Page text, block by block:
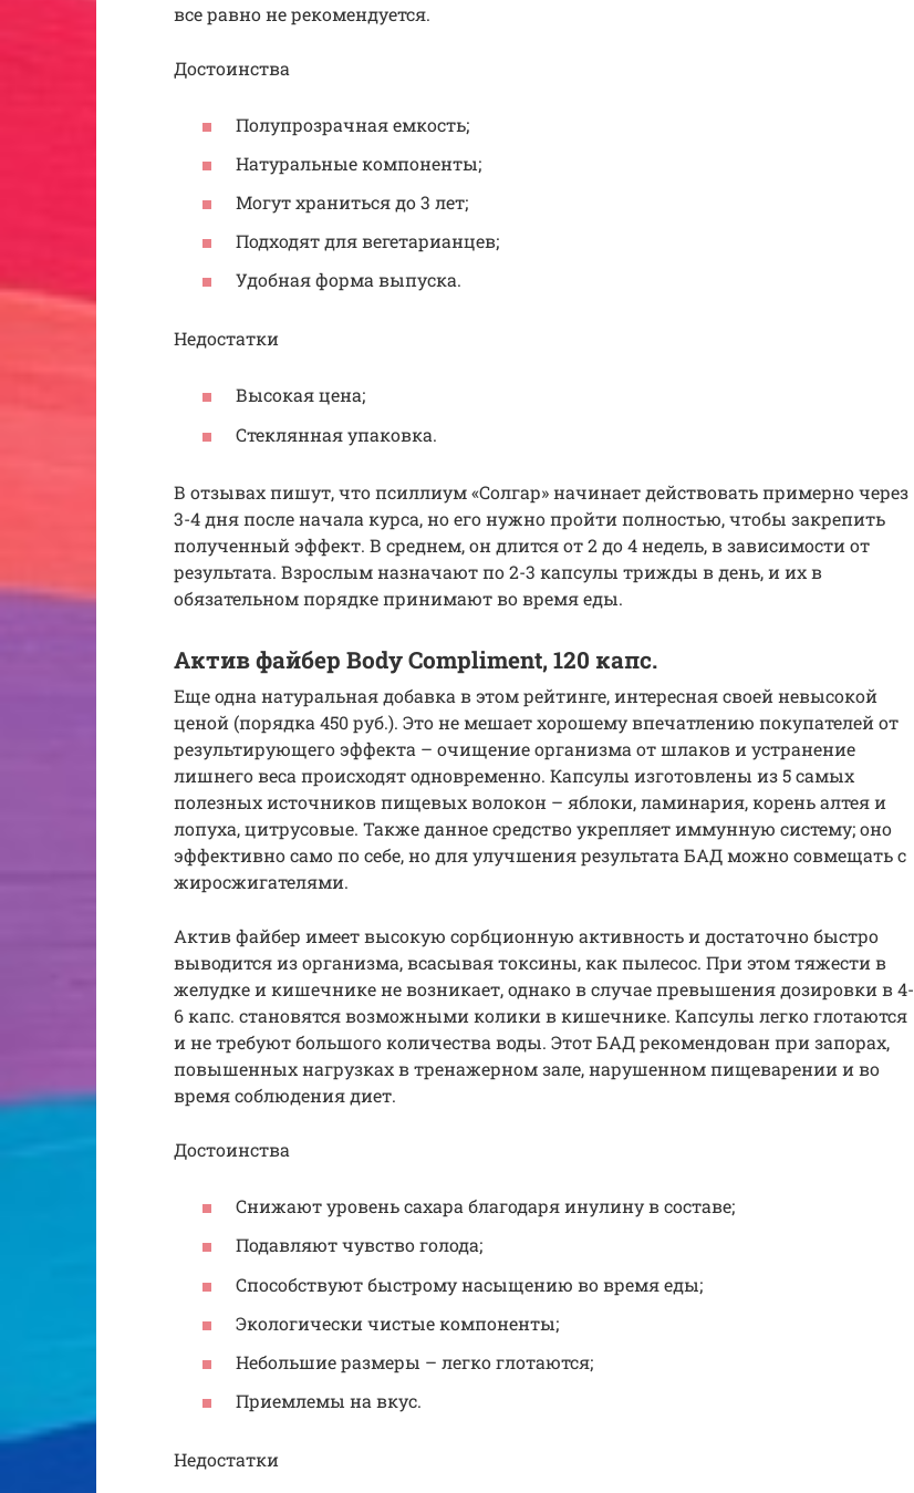
все равно не рекомендуется.
Достоинства
Полупрозрачная емкость;
Натуральные компоненты;
Могут храниться до 3 лет;
Подходят для вегетарианцев;
Удобная форма выпуска.
Недостатки
Высокая цена;
Стеклянная упаковка.
В отзывах пишут, что псиллиум «Солгар» начинает действовать примерно через
3-4 дня после начала курса, но его нужно пройти полностью, чтобы закрепить
полученный эффект. В среднем, он длится от 2 до 4 недель, в зависимости от
результата. Взрослым назначают по 2-3 капсулы трижды в день, и их в
обязательном порядке принимают во время еды.
Актив файбер Body Compliment, 120 капс.
Еще одна натуральная добавка в этом рейтинге, интересная своей невысокой
ценой (порядка 450 руб.). Это не мешает хорошему впечатлению покупателей от
результирующего эффекта – очищение организма от шлаков и устранение
лишнего веса происходят одновременно. Капсулы изготовлены из 5 самых
полезных источников пищевых волокон – яблоки, ламинария, корень алтея и
лопуха, цитрусовые. Также данное средство укрепляет иммунную систему; оно
эффективно само по себе, но для улучшения результата БАД можно совмещать с
жиросжигателями.
Актив файбер имеет высокую сорбционную активность и достаточно быстро
выводится из организма, всасывая токсины, как пылесос. При этом тяжести в
желудке и кишечнике не возникает, однако в случае превышения дозировки в 4-
6 капс. становятся возможными колики в кишечнике. Капсулы легко глотаются
и не требуют большого количества воды. Этот БАД рекомендован при запорах,
повышенных нагрузках в тренажерном зале, нарушенном пищеварении и во
время соблюдения диет.
Достоинства
Снижают уровень сахара благодаря инулину в составе;
Подавляют чувство голода;
Способствуют быстрому насыщению во время еды;
Экологически чистые компоненты;
Небольшие размеры – легко глотаются;
Приемлемы на вкус.
Недостатки